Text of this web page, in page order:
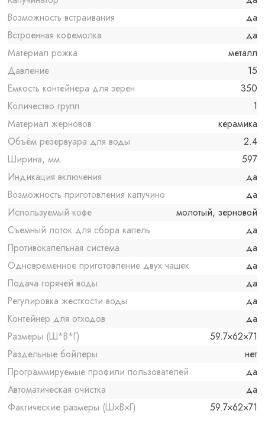
Возможность встраивания
да
Встроенная кофемолка
да
Материал рожка
металл
Давление
15
Емкость контейнера для зерен
350
Количество групп
1
Материал жерновов
керамика
Объём резервуара для воды
2.4
Ширина, мм
597
Индикация включения
да
Возможность приготовления капучино
да
Используемый кофе
молотый, зерновой
Съемный лоток для сбора капель
да
Противокапельная система
да
Одновременное приготовление двух чашек
да
Подача горячей воды
да
Регулировка жесткости воды
да
Контейнер для отходов
да
Размеры (Ш*В*Г)
59.7×62×71
Раздельные бойлеры
нет
Программируемые профили пользователей
да
Автоматическая очистка
да
Фактические размеры (Ш×В×Г)
59.7×62×71